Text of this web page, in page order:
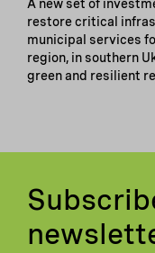
A new set of
restore critical
municipal services
region, in southern
green and resilient